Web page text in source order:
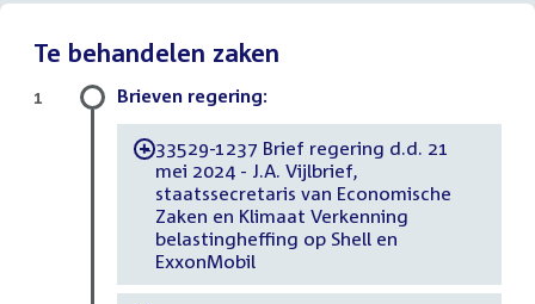
Te behandelen zaken
Brieven regering:
-33529-1237 Brief regering d.d. 21
mei 2024 - J.A. Vijlbrief,
staatssecretaris van Economische
Zaken en Klimaat Verkenning
belastingheffing op Shell en
ExxonMobil
1